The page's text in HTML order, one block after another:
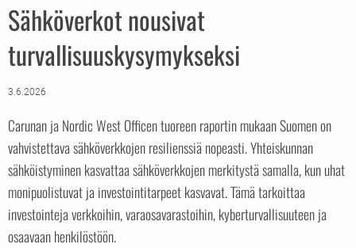
Sähköverkot nousivat
turvallisuuskysymykseksi
3.6.2026
Carunan ja Nordic West Officen tuoreen raportin mukaan Suomen on
vahvistettava sähköverkkojen resilienssiä nopeasti. Yhteiskunnan
sähköistyminen kasvattaa sähköverkkojen merkitystä samalla, kun uhat
monipuolistuvat ja investointitarpeet kasvavat. Tämä tarkoittaa
investointeja verkkoihin, varaosavarastoihin, kyberturvallisuuteen ja
osaavaan henkilöstöön.